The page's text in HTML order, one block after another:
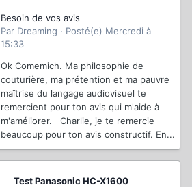
Besoin de vos avis
Par Dreaming · Posté(e) Mercredi à
15:33
Ok Comemich. Ma philosophie de
couturière, ma prétention et ma pauvre
maîtrise du langage audiovisuel te
remercient pour ton avis qui m'aide à
m'améliorer. Charlie, je te remercie
beaucoup pour ton avis constructif. En...
Test Panasonic HC-X1600